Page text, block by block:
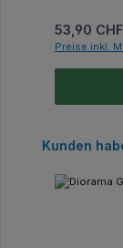
Regulärer
53,90 CHF
Preise inkl.
Produktgalerie
Kunden